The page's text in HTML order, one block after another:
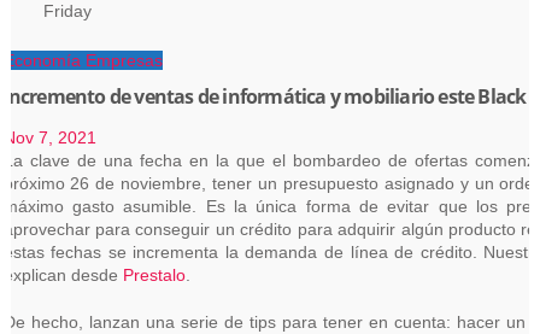
Friday
Economía Empresas
Incremento de ventas de informática y mobiliario este Black
Nov 7, 2021
La clave de una fecha en la que el bombardeo de ofertas
próximo 26 de noviembre, tener un presupuesto asignado y un
máximo gasto asumible. Es la única forma de evitar que los
aprovechar para conseguir un crédito para adquirir algún producto
estas fechas se incrementa la demanda de línea de crédito.
explican desde Prestalo.
De hecho, lanzan una serie de tips para tener en cuenta: hacer un